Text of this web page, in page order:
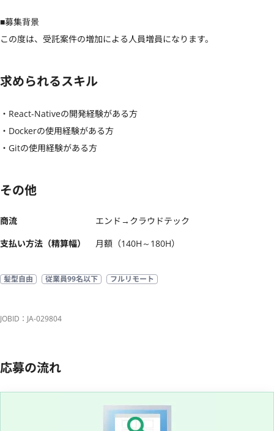
■募集背景
この度は、受託案件の増加による人員増員になります。
求められるスキル
・React-Nativeの開発経験がある方
・Dockerの使用経験がある方
・Gitの使用経験がある方
その他
商流
エンド→クラウドテック
支払い方法（精算幅）
月額（140H～180H）
髪型自由 従業員99名以下 フルリモート
JOBID：JA-029804
応募の流れ